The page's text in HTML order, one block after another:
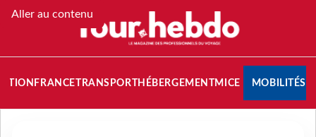
Aller au contenu
FRANCETRANSPORT HÉBERGEMENTMICE MOBILITÉS